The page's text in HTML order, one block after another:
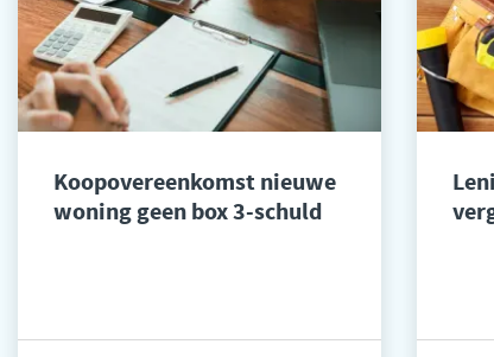
Koopovereenkomst nieuwe
woning geen box 3-schuld